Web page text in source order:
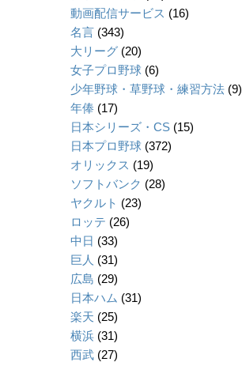
動画配信サービス (16)
名言 (343)
大リーグ (20)
女子プロ野球 (6)
少年野球・草野球・練習方法 (9)
年俸 (17)
日本シリーズ・CS (15)
日本プロ野球 (372)
オリックス (19)
ソフトバンク (28)
ヤクルト (23)
ロッテ (26)
中日 (33)
巨人 (31)
広島 (29)
日本ハム (31)
楽天 (25)
横浜 (31)
西武 (27)